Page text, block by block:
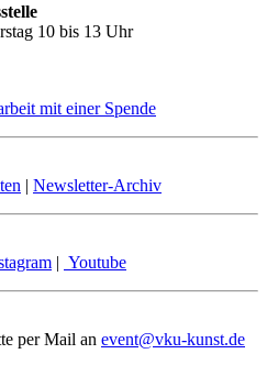
10 bis 13 Uhr
mit einer Spende
| Newsletter-Archiv
| Youtube
per Mail an event@vku-kunst.de